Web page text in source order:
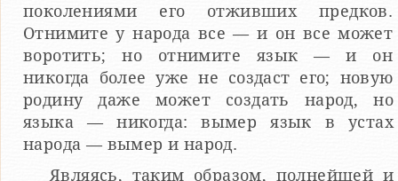
поколениями его отживших предков.
Отнимите у народа все — и он все может
воротить; но отнимите язык — и он
никогда более уже не создаст его; новую
родину даже может создать народ, но
языка — никогда: вымер язык в устах
народа — вымер и народ.
Являясь, таким образом, полнейшей и